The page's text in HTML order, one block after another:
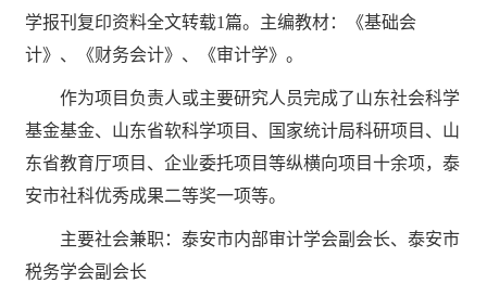
学报刊复印资料全文转载1篇。主编教材：《基础会
计》、《财务会计》、《审计学》。
作为项目负责人或主要研究人员完成了山东社会科学
基金基金、山东省软科学项目、国家统计局科研项目、山
东省教育厅项目、企业委托项目等纵横向项目十余项，泰
安市社科优秀成果二等奖一项等。
主要社会兼职：泰安市内部审计学会副会长、泰安市
税务学会副会长